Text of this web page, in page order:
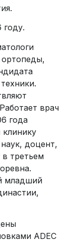
году.
ортопеды,
врач
года
клинику
доцент,
в третьем
младший
ADEC